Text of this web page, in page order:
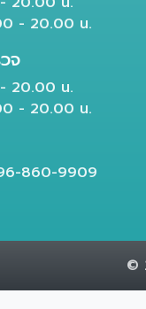
- 20.00 น.
จ
- 20.00 น.
- 20.00 น.
860-9909
©